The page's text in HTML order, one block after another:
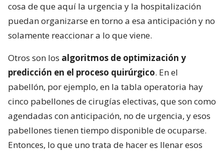
cosa de que aquí la urgencia y la hospitalización
puedan organizarse en torno a esa anticipación y no
solamente reaccionar a lo que viene.
Otros son los algoritmos de optimización y
predicción en el proceso quirúrgico. En el
pabellón, por ejemplo, en la tabla operatoria hay
cinco pabellones de cirugías electivas, que son como
agendadas con anticipación, no de urgencia, y esos
pabellones tienen tiempo disponible de ocuparse.
Entonces, lo que uno trata de hacer es llenar esos